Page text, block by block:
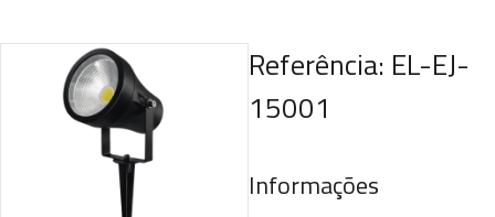
Referência: EL-EJ-
15001
Informações